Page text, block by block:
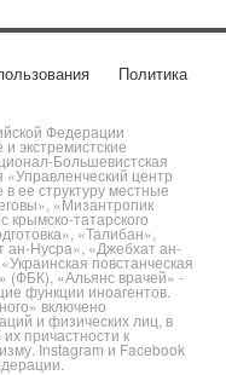
Политика
Федерации
экстремистские
Большевистская
«Управленческий центр
ее структуру местные
«Мизантропик
татарского
«Талибан»,
Нусра», «Джебхат ан-
повстанческая
(ФБК), «Альянс врачей» -
функции иноагентов.
включено
и физических лиц, в
причастности к
Instagram и Facebook